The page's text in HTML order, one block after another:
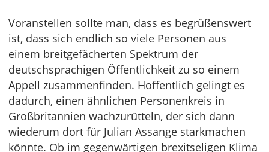
Voranstellen sollte man, dass es begrüßenswert
ist, dass sich endlich so viele Personen aus
einem breitgefächerten Spektrum der
deutschsprachigen Öffentlichkeit zu so einem
Appell zusammenfinden. Hoffentlich gelingt es
dadurch, einen ähnlichen Personenkreis in
Großbritannien wachzurütteln, der sich dann
wiederum dort für Julian Assange starkmachen
könnte. Ob im gegenwärtigen brexitseligen Klima